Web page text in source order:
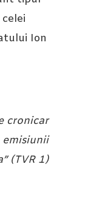
Ion
cronicar
(TVR 1)